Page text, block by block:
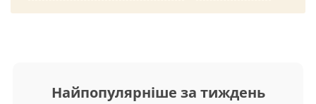
Найпопулярніше за тиждень